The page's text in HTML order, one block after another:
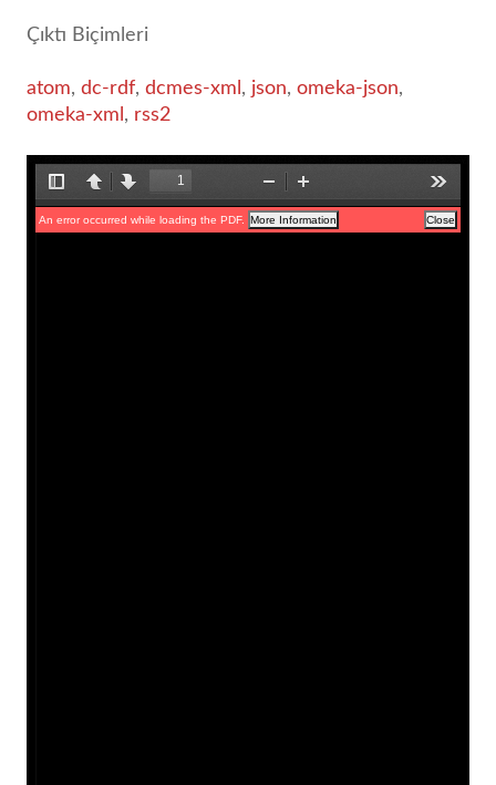
Çıktı Biçimleri
atom, dc-rdf, dcmes-xml , json, omeka-json,
omeka-xml , rss2